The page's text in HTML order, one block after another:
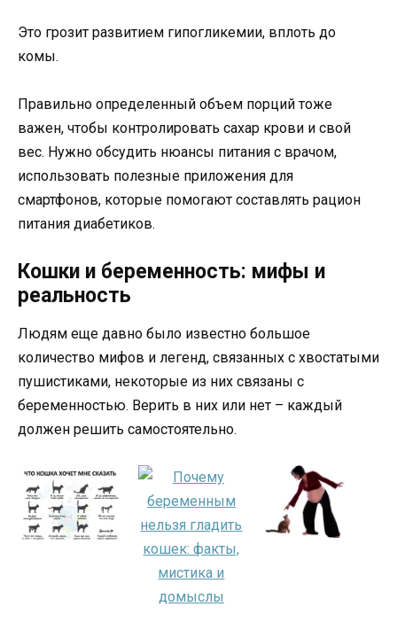
Это грозит развитием гипогликемии, вплоть до
комы.
Правильно определенный объем порций тоже
важен, чтобы контролировать сахар крови и свой
вес. Нужно обсудить нюансы питания с врачом,
использовать полезные приложения для
смартфонов, которые помогают составлять рацион
питания диабетиков.
Кошки и беременность: мифы и
реальность
Людям еще давно было известно большое
количество мифов и легенд, связанных с хвостатыми
пушистиками, некоторые из них связаны с
беременностью. Верить в них или нет – каждый
должен решить самостоятельно.